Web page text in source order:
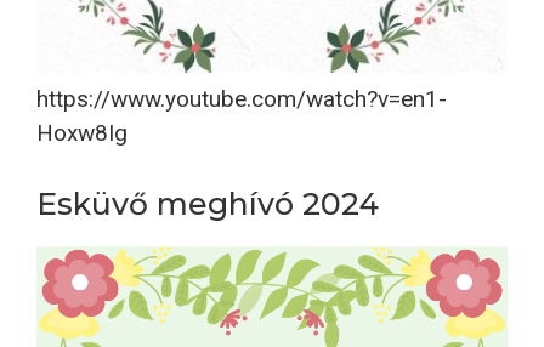
https://www.youtube.com/watch?v=en1-
Hoxw8Ig
Esküvő meghívó 2024